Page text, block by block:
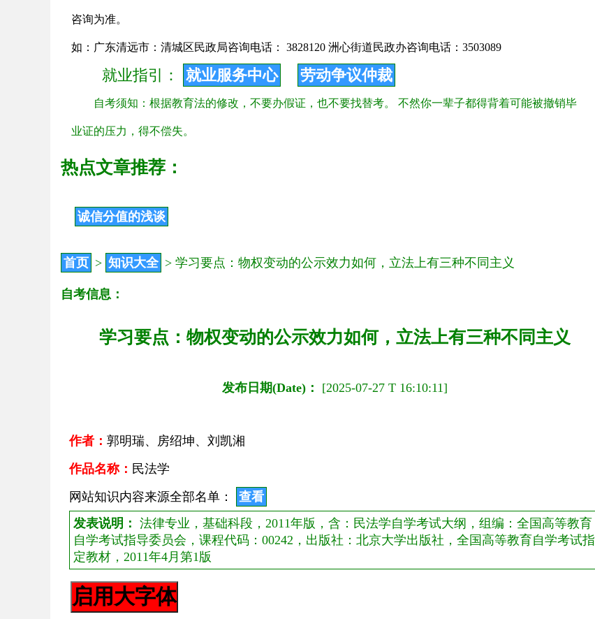
咨询为准。
如：广东清远市：清城区民政局咨询电话： 3828120 洲心街道民政办咨询电话：3503089
就业指引： 就业服务中心 劳动争议仲裁
自考须知：根据教育法的修改，不要办假证，也不要找替考。 不然你一辈子都得背着可能被撤销毕
业证的压力，得不偿失。
热点文章推荐：
诚信分值的浅谈
首页 > 知识大全 > 学习要点：物权变动的公示效力如何，立法上有三种不同主义
自考信息：
学习要点：物权变动的公示效力如何，立法上有三种不同主义
发布日期(Date)： [2025-07-27 T 16:10:11]
作者： 郭明瑞、房绍坤、刘凯湘
作品名称： 民法学
网站知识内容来源全部名单：
查看
发表说明： 法律专业，基础科段，2011年版，含：民法学自学考试大纲，组编：全国高等教育
自学考试指导委员会，课程代码：00242，出版社：北京大学出版社，全国高等教育自学考试指
定教材，2011年4月第1版